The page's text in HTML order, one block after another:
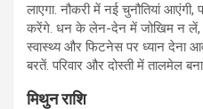
लाएगा. नौकरी में नई चुनौतियां
करेंगे. धन के लेन-देन में जोखिम न लें,
स्वास्थ्य और फिटनेस पर ध्यान देना
बरतें. परिवार और दोस्ती में तालमेल
मिथुन राशि